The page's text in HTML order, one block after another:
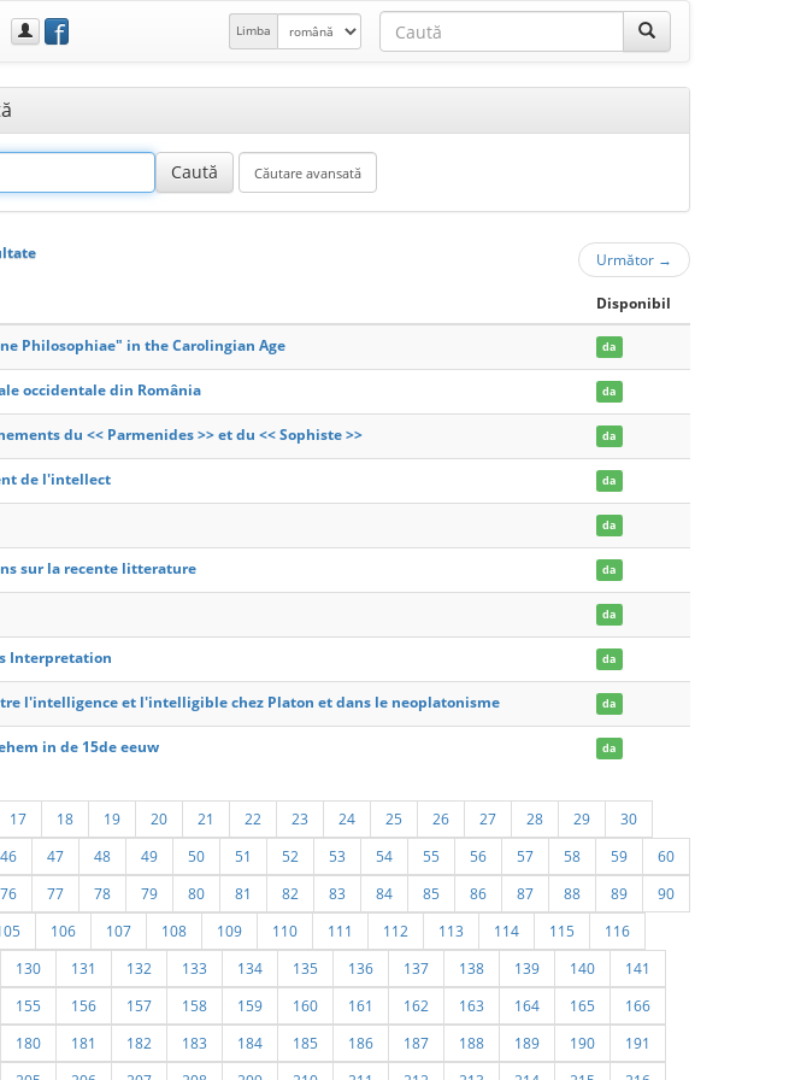
f Limba
Următor →
Disponibil
Philosophiae" in the Carolingian Age da
occidentale din România da
du << Parmenides >> et du << Sophiste >> da
de l'intellect da
da
sur la recente litterature da
da
Interpretation da
l'intelligence et l'intelligible chez Platon et dans le neoplatonisme da
in de 15de eeuw da
17 18 19 20 21 22 23 24 25 26 27 28 29
30
46 47 48 49 50 51 52 53 54 55 56 57 58 59
60
76 77 78 79 80 81 82 83 84 85 86 87 88 89
90
106 107 108 109 110 111 112 113 114 115
116
130 131 132 133 134 135 136 137 138 139 140
141
155 156 157 158 159 160 161 162 163 164 165
166
180 181 182 183 184 185 186 187 188 189 190
191